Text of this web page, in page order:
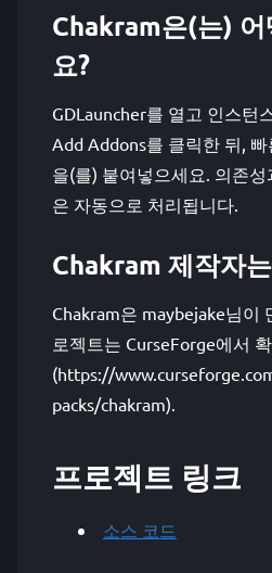
Chakram은(는)
요?
GDLauncher를 열고 인스턴
Add Addons를 클릭한 뒤,
을(를) 붙여넣으세요. 의존
은 자동으로 처리됩니다.
Chakram 제작자
Chakram은 maybejake님이
로젝트는 CurseForge에서
(https://
packs/chakram).
프로젝트 링크
소스 코드